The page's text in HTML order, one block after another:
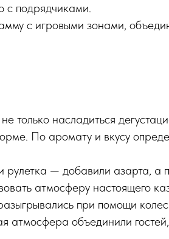
с подрядчиками.
с игровыми зонами,
только насладиться
По аромату и вкусу
рулетка — добавили азарта, а
атмосферу настоящего
при помощи
атмосфера объединили